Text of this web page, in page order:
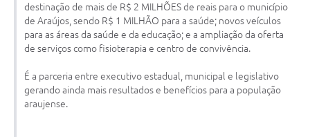
Editais
Modelos
Órgãos Municipais
Fala Cidadão
destinação de mais de R$ 2 MILHÕES de reais para o município
de Araújos, sendo R$ 1 MILHÃO para a saúde; novos veículos
para as áreas da saúde e da educação; e a ampliação da oferta
de serviços como fisioterapia e centro de convivência.
É a parceria entre executivo estadual, municipal e legislativo
gerando ainda mais resultados e benefícios para a população
araujense.